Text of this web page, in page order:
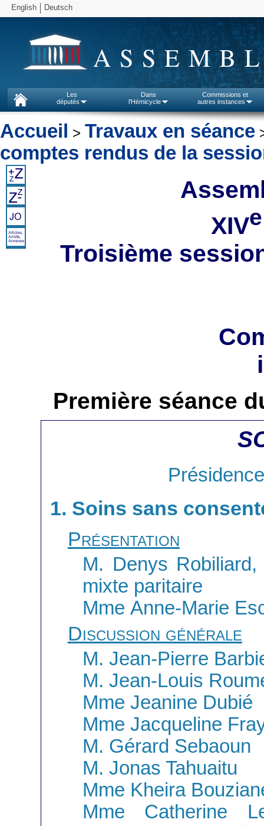
English Deutsch
Les
députés
Dans
l'Hémicycle
Commissions et
autres instances
Accueil > Travaux en séance
comptes rendus de la
XIVe
Troisième
Première séance
1. Soins sans
Présentation
M. Denys
mixte paritaire
Mme Anne-Marie
Discussion générale
M. Jean-Pierre
M. Jean-Louis
Mme Jeanine Dubié
Mme Jacqueline
M. Gérard Sebaoun
M. Jonas Tahuaitu
Mme Kheira
Mme Catherine